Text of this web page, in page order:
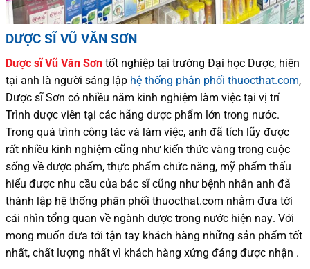
DƯỢC SĨ VŨ VĂN SƠN
Dược sĩVũ Văn Sơn tốt nghiệp tại trường Đại học Dược, hiện
tại anh là người sáng lập hệ thống phân phối thuocthat.com,
Dược sĩSơn có nhiều năm kinh nghiệm làm việc tại vị trí
Trình dược viên tại các hãng dược phẩm lớn trong nước.
Trong quá trình công tác và làm việc, anh đã tích lũy được
rất nhiều kinh nghiệm cũng như kiến thức vàng trong cuộc
sống về dược phẩm, thực phẩm chức năng, mỹ phẩm thấu
hiểu được nhu cầu của bác sĩcũng như bệnh nhân anh đã
thành lập hệ thống phân phối thuocthat.com nhằm đưa tới
cái nhìn tổng quan về ngành dược trong nước hiện nay. Với
mong muốn đưa tới tận tay khách hàng những sản phẩm tốt
nhất, chất lượng nhất vì khách hàng xứng đáng được nhận .